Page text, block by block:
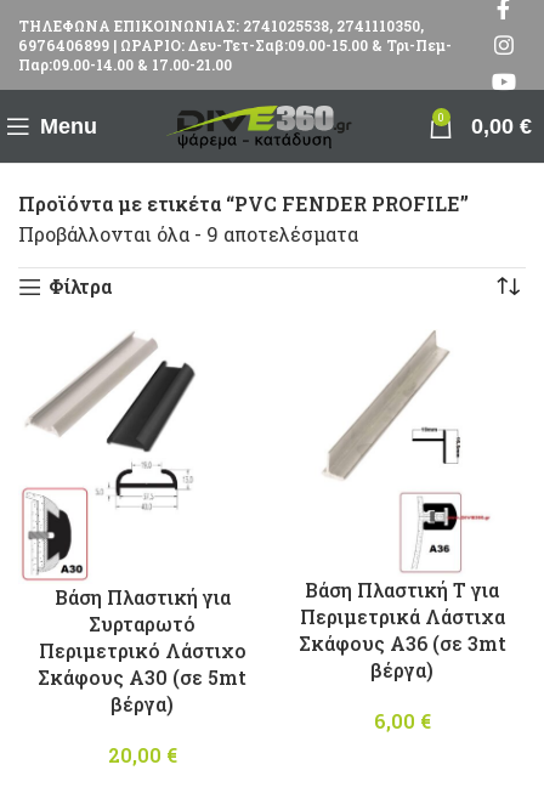
ΤΗΛΕΦΩΝΑ ΕΠΙΚΟΙΝΩΝΙΑΣ: 2741025538, 2741110350,
6976406899 | ΩΡΑΡΙΟ: Δευ-Τετ-Σαβ:09.00-15.00 & Τρι-Πεμ-
Παρ:09.00-14.00 & 17.00-21.00
Menu 0 0,00 €
Προϊόντα με ετικέτα “PVC FENDER PROFILE”
Προβάλλονται όλα - 9 αποτελέσματα
Φίλτρα
Βάση Πλαστική για
Συρταρωτό
Περιμετρικό Λάστιχο
Σκάφους Α30 (σε 5mt
βέργα)
20,00 €
Βάση Πλαστική Τ για
Περιμετρικά Λάστιχα
Σκάφους A36 (σε 3mt
βέργα)
6,00 €